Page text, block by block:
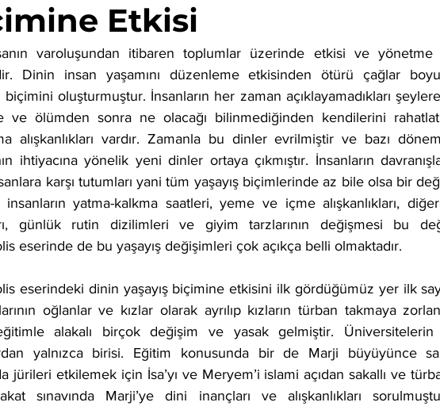
Etkisi
varoluşundan itibaren toplumlar üzerinde etkisi ve
Dinin insan yaşamını düzenleme etkisinden ötürü çağlar
oluşturmuştur. İnsanların her zaman açıklayamadıkları
ve ölümden sonra ne olacağı bilinmediğinden kendilerini
alışkanlıkları vardır. Zamanla bu dinler evrilmiştir ve bazı
ihtiyacına yönelik yeni dinler ortaya çıkmıştır. İnsanların
karşı tutumları yani tüm yaşayış biçimlerinde az bile olsa bir
yatma-kalkma saatleri, yeme ve içme alışkanlıkları,
günlük rutin dizilimleri ve giyim tarzlarının değişmesi bu
eserinde de bu yaşayış değişimleri çok açıkça belli olmaktadır.
eserindeki dinin yaşayış biçimine etkisini ilk gördüğümüz yer ilk
oğlanlar ve kızlar olarak ayrılıp kızların türban takmaya
alakalı birçok değişim ve yasak gelmiştir. Üniversitelerin
yalnızca birisi. Eğitim konusunda bir de Marji büyüyünce
jürileri etkilemek için İsa’yı ve Meryem’i islami açıdan sakallı ve
sınavında Marji’ye dini inançları ve alışkanlıkları